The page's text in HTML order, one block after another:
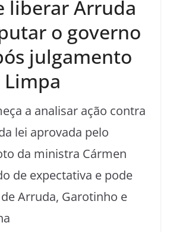
liberar Arruda
o governo
julgamento
Limpa
a analisar ação contra
lei aprovada pelo
da ministra Cármen
de expectativa e pode
Arruda, Garotinho e